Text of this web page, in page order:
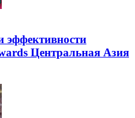
эффективности
Центральная Азия